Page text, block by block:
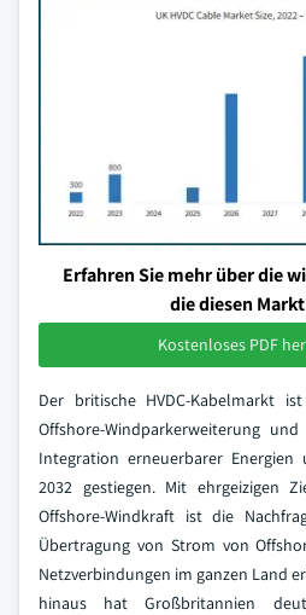
Erfahren Sie mehr über die
die diesen
Kostenloses PDF
Der britische HVDC-Kabelmarkt
Offshore-Windparkerweiterung
Integration erneuerbarer
2032 gestiegen. Mit ehrgeizigen
Offshore-Windkraft ist die
Übertragung von Strom von
Netzverbindungen im ganzen Land
hinaus hat Großbritannien